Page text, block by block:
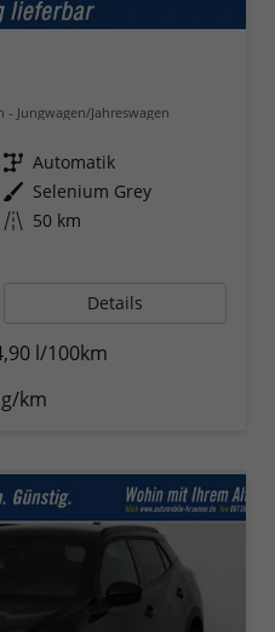
Jungwagen/Jahreswagen
Getriebe Automatik
Außenfarbe Selenium Grey
Kilometerstand 50 km
Details
l/100km
km